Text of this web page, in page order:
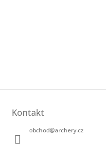
Kontakt
obchod@archery.cz